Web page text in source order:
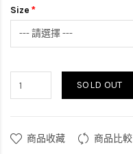
Size
SOLD OUT
商品收藏 商品比較